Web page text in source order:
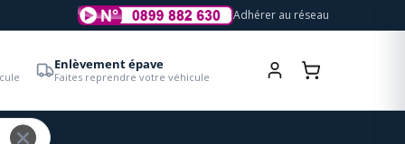
Adhérer au réseau
Enlèvement épave
Faites reprendre votre véhicule